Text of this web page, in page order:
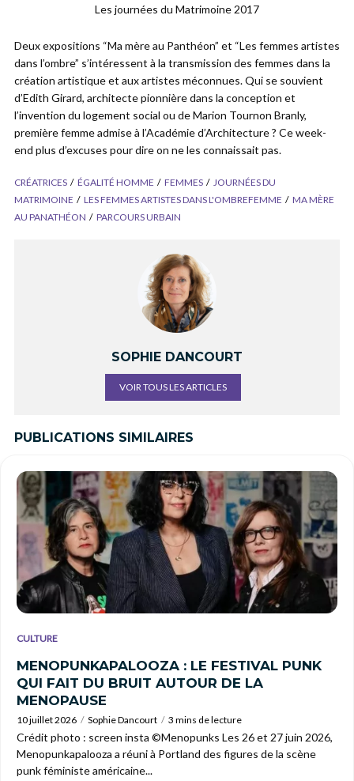
Les journées du Matrimoine 2017
Deux expositions “Ma mère au Panthéon” et “Les femmes artistes
dans l’ombre” s’intéressent à la transmission des femmes dans la
création artistique et aux artistes méconnues. Qui se souvient
d’Edith Girard, architecte pionnière dans la conception et
l’invention du logement social ou de Marion Tournon Branly,
première femme admise à l’Académie d’Architecture ? Ce week-
end plus d’excuses pour dire on ne les connaissait pas.
CRÉATRICES ÉGALITÉ HOMME FEMMES
JOURNÉES DU
MATRIMOINE
LES FEMMES ARTISTES DANS L'OMBREFEMME
MA MÈRE
AU PANATHÉON
PARCOURS URBAIN
SOPHIE DANCOURT
VOIR TOUS LES ARTICLES
PUBLICATIONS SIMILAIRES
CULTURE
MENOPUNKAPALOOZA : LE FESTIVAL PUNK
QUI FAIT DU BRUIT AUTOUR DE LA
MENOPAUSE
10 juillet 2026 Sophie Dancourt 3 mins de lecture
Crédit photo : screen insta ©Menopunks Les 26 et 27 juin 2026,
Menopunkapalooza a réuni à Portland des figures de la scène
punk féministe américaine...